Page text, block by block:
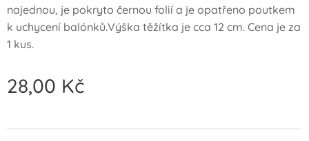
najednou, je pokryto černou folií a je opatřeno poutkem
k uchycení balónků.Výška těžítka je cca 12 cm. Cena je za
1 kus.
28,00 Kč